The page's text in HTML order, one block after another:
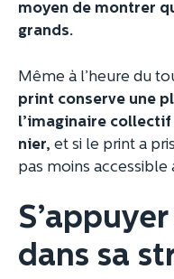
moyen de montrer
grands.
Même à l’heure du
print conserve une
l’imaginaire
nier, et si le print a
pas moins
dans sa